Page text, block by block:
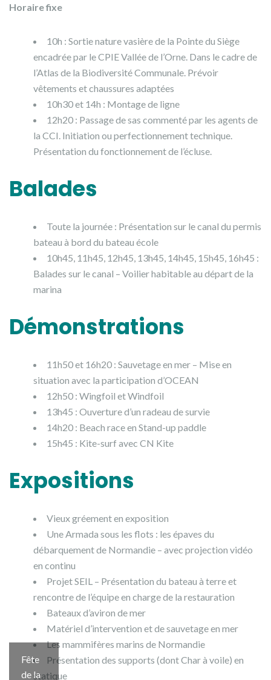
Horaire fixe
10h : Sortie nature vasière de la Pointe du Siège
encadrée par le CPIE Vallée de l’Orne. Dans le cadre de
l’Atlas de la Biodiversité Communale. Prévoir
vêtements et chaussures adaptées
10h30 et 14h : Montage de ligne
12h20 : Passage de sas commenté par les agents de
la CCI. Initiation ou perfectionnement technique.
Présentation du fonctionnement de l’écluse.
Balades
Toute la journée : Présentation sur le canal du permis
bateau à bord du bateau école
10h45, 11h45, 12h45, 13h45, 14h45, 15h45, 16h45 :
Balades sur le canal – Voilier habitable au départ de la
marina
Démonstrations
11h50 et 16h20 : Sauvetage en mer – Mise en
situation avec la participation d’OCEAN
12h50 : Wingfoil et Windfoil
13h45 : Ouverture d’un radeau de survie
14h20 : Beach race en Stand-up paddle
15h45 : Kite-surf avec CN Kite
Expositions
Vieux gréement en exposition
Une Armada sous les flots : les épaves du
débarquement de Normandie – avec projection vidéo
en continu
Projet SEIL – Présentation du bateau à terre et
rencontre de l’équipe en charge de la restauration
Bateaux d’aviron de mer
Matériel d’intervention et de sauvetage en mer
Les mammifères marins de Normandie
Présentation des supports (dont Char à voile) en
statique
Fête
de la